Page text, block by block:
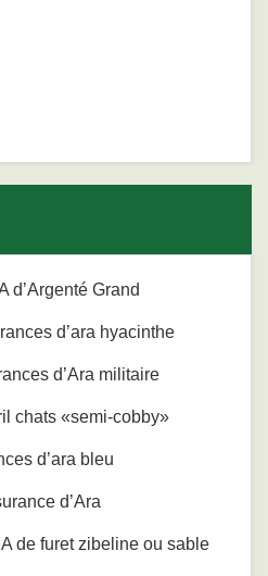
d’Argenté Grand
d’ara hyacinthe
d’Ara militaire
chats «semi-cobby»
d’ara bleu
d’Ara
de furet zibeline ou sable